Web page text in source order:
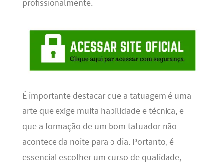
profissionalmente.
É importante destacar que a tatuagem é uma
arte que exige muita habilidade e técnica, e
que a formação de um bom tatuador não
acontece da noite para o dia. Portanto, é
essencial escolher um curso de qualidade,